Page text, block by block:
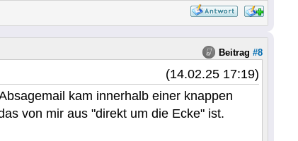
Beitrag #8
(14.02.25 17:19)
kam innerhalb einer knappen
von mir aus "direkt um die Ecke" ist.